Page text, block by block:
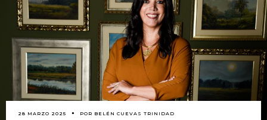
28 MARZO 2025 POR BELÉN CUEVAS TRINIDAD